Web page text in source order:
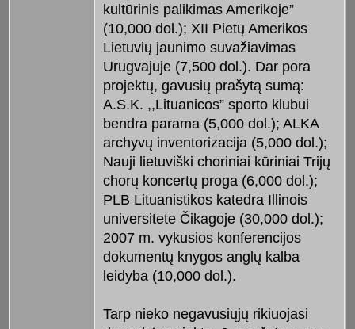
kultūrinis palikimas Amerikoje”
(10,000 dol.); XII Pietų Amerikos
Lietuvių jaunimo suvažiavimas
Urugvajuje (7,500 dol.). Dar pora
projektų, gavusių prašytą sumą:
A.S.K. ,,Lituanicos” sporto klubui
bendra parama (5,000 dol.); ALKA
archyvų inventorizacija (5,000 dol.);
Nauji lietuviški choriniai kūriniai Trijų
chorų koncertų proga (6,000 dol.);
PLB Lituanistikos katedra Illinois
universitete Čikagoje (30,000 dol.);
2007 m. vykusios konferencijos
dokumentų knygos anglų kalba
leidyba (10,000 dol.).
Tarp nieko negavusiųjų rikiuojasi